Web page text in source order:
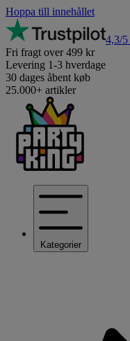
Hoppa till innehållet
4,3/5
Fri fragt over 499 kr
Levering 1-3 hverdage
30 dages åbent køb
25.000+ artikler
Kategorier